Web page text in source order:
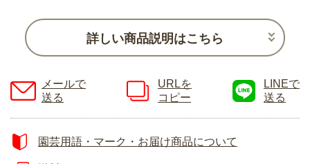
詳しい商品説明はこちら
メールで
送る
URLを
コピー
LINEで
送る
園芸用語・マーク・お届け商品について